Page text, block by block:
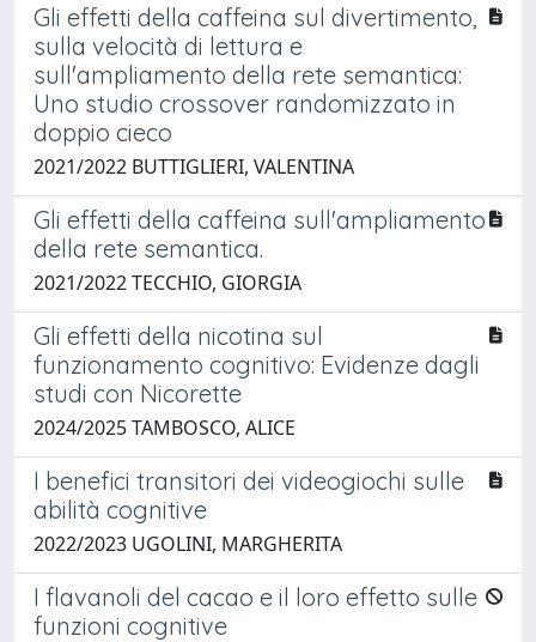
Gli effetti della caffeina sul divertimento,
sulla velocità di lettura e
sull'ampliamento della rete semantica:
Uno studio crossover randomizzato in
doppio cieco
2021/2022 BUTTIGLIERI, VALENTINA
Gli effetti della caffeina sull'ampliamento
della rete semantica.
2021/2022 TECCHIO, GIORGIA
Gli effetti della nicotina sul
funzionamento cognitivo: Evidenze dagli
studi con Nicorette
2024/2025 TAMBOSCO, ALICE
I benefici transitori dei videogiochi sulle
abilità cognitive
2022/2023 UGOLINI, MARGHERITA
I flavanoli del cacao e il loro effetto sulle
funzioni cognitive